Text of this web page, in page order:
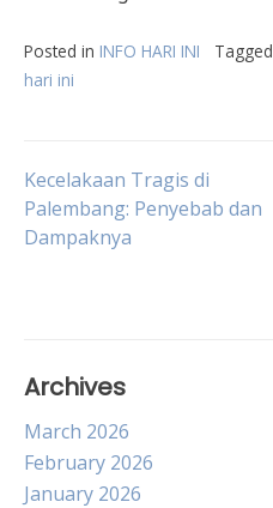
Posted in INFO HARI INI Tagged
hari ini
Post
navigation
Kecelakaan Tragis di
Palembang: Penyebab dan
Dampaknya
Archives
March 2026
February 2026
January 2026